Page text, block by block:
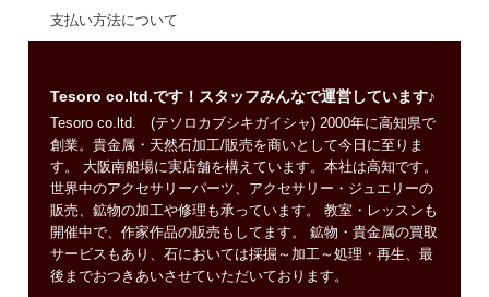
支払い方法について
Tesoro co.ltd.です！スタッフみんなで運営しています♪
Tesoro co.ltd. (テソロカブシキガイシャ) 2000年に高知県で
創業。貴金属・天然石加工/販売を商いとして今日に至りま
す。 大阪南船場に実店舗を構えています。本社は高知です。
世界中のアクセサリーパーツ、アクセサリー・ジュエリーの
販売、鉱物の加工や修理も承っています。 教室・レッスンも
開催中で、作家作品の販売もしてます。 鉱物・貴金属の買取
サービスもあり、石においては採掘～加工～処理・再生、最
後までおつきあいさせていただいております。